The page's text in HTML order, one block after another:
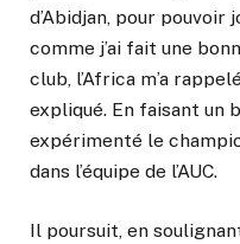
d’Abidjan, pour
comme j’ai fait une
club, l’Africa m’a
expliqué. En faisant un
expérimenté le
dans l’équipe de l’AUC.
Il poursuit, en